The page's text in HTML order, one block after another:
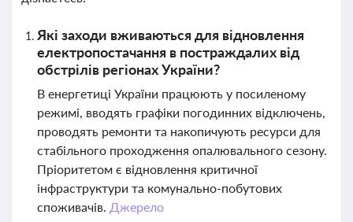
Які заходи вживаються для відновлення
електропостачання в постраждалих від
обстрілів регіонах України?
В енергетиці України працюють у посиленому
режимі, вводять графіки погодинних відключень,
проводять ремонти та накопичують ресурси для
стабільного проходження опалювального сезону.
Пріоритетом є відновлення критичної
інфраструктури та комунально-побутових
споживачів. Джерело